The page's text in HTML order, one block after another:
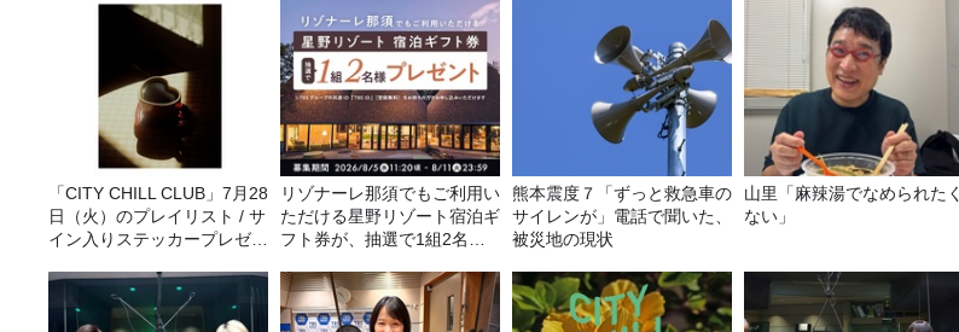
「CITY CHILL CLUB」7月28
日（火）のプレイリスト / サ
イン入りステッカープレゼン
リゾナーレ那須でもご利用い
ただける星野リゾート宿泊ギ
フト券が、抽選で1組2名様
熊本震度７「ずっと救急車の
サイレンが」電話で聞いた、
被災地の現状
山里「麻辣湯でなめられたく
ない」